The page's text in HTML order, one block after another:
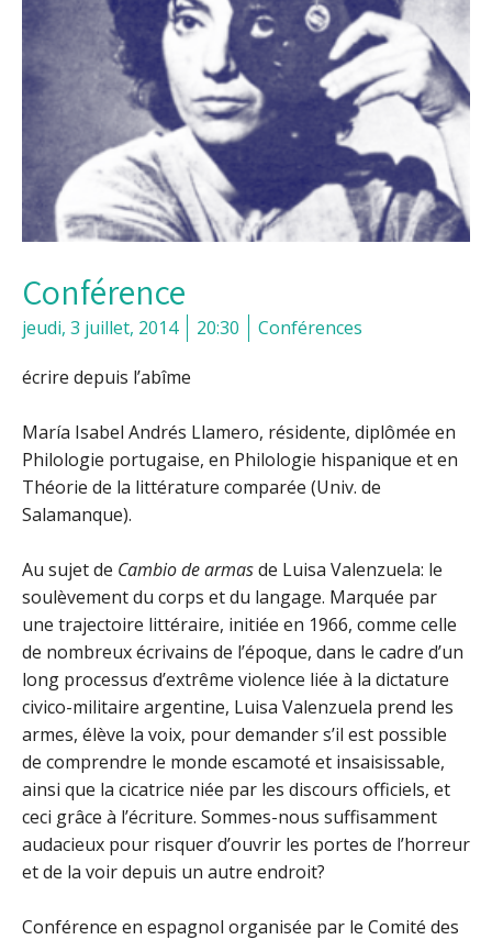
Conférence
jeudi, 3 juillet, 2014 20:30 Conférences
écrire depuis l’abîme
María Isabel Andrés Llamero, résidente, diplômée en
Philologie portugaise, en Philologie hispanique et en
Théorie de la littérature comparée (Univ. de
Salamanque).
Au sujet de Cambio de armasde Luisa Valenzuela: le
soulèvement du corps et du langage. Marquée par
une trajectoire littéraire, initiée en 1966, comme celle
de nombreux écrivains de l’époque, dans le cadre d’un
long processus d’extrême violence liée à la dictature
civico-militaire argentine, Luisa Valenzuela prend les
armes, élève la voix, pour demander s’il est possible
de comprendre le monde escamoté et insaisissable,
ainsi que la cicatrice niée par les discours officiels, et
ceci grâce à l’écriture. Sommes-nous suffisamment
audacieux pour risquer d’ouvrir les portes de l’horreur
et de la voir depuis un autre endroit?
Conférence en espagnol organisée par le Comité des